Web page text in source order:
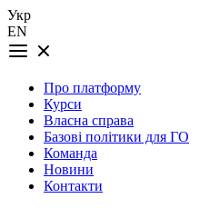
Укр
EN
Про платформу
Курси
Власна справа
Базові політики для ГО
Команда
Новини
Контакти